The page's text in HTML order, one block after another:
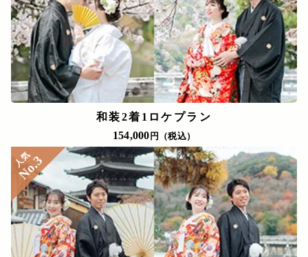
和装2着1ロケプラン
154,000 円（税込）
人気
No.3